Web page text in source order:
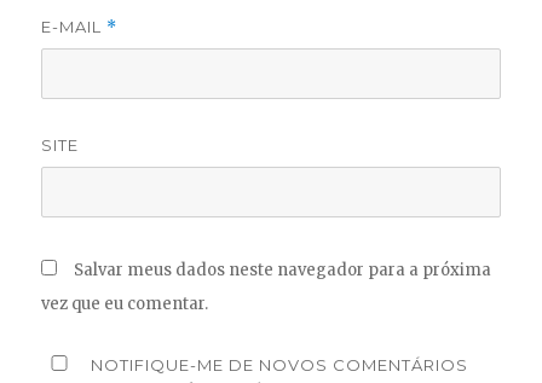
E-MAIL *
SITE
Salvar meus dados neste navegador para a próxima
vez que eu comentar.
NOTIFIQUE-ME DE NOVOS COMENTÁRIOS